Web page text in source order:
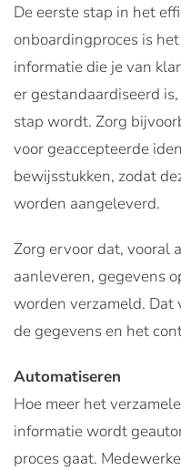
De eerste stap in het
onboardingproces is
informatie die je van
er gestandaardiseerd
stap wordt. Zorg
voor geaccepteerde
bewijsstukken, zodat
worden aangeleverd.
Zorg ervoor dat, vooral
aanleveren, gegevens
worden verzameld. Dat
de gegevens en het
Automatiseren
Hoe meer het
informatie wordt
proces gaat.